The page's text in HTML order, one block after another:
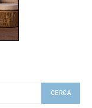
CERCA